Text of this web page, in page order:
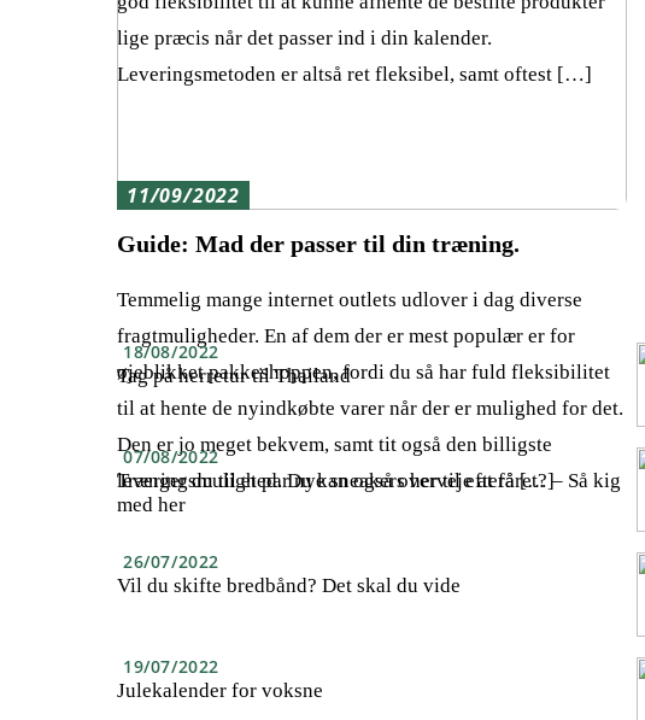
lige præcis når det passer ind i din kalender.
Leveringsmetoden er altså ret fleksibel, samt oftest […]
11/09/2022
Guide: Mad der passer til din træning.
Temmelig mange internet outlets udlover i dag diverse
fragtmuligheder. En af dem der er mest populær er for
øjeblikket pakkeshoppen, fordi du så har fuld fleksibilitet
til at hente de nyindkøbte varer når der er mulighed for det.
Den er jo meget bekvem, samt tit også den billigste
leveringsmulighed. Du kan også overveje at få […]
18/08/2022
Tag på herretur til Thailand
07/08/2022
Trænger du til et par nye sneakers her til efteråret? – Så kig
med her
26/07/2022
Vil du skifte bredbånd? Det skal du vide
19/07/2022
Julekalender for voksne